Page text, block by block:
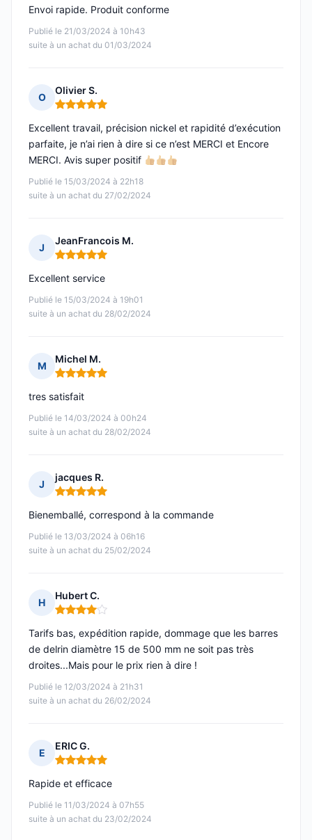
Publié le 21/03/2024 à 10h43
suite à un achat du 01/03/2024
Envoi rapide. Produit conforme
O
Olivier S.
Note : 5 sur 5
Publié le 15/03/2024 à 22h18
suite à un achat du 27/02/2024
Excellent travail, précision nickel et rapidité d’exécution
parfaite, je n’ai rien à dire si ce n’est MERCI et Encore
MERCI. Avis super positif
J
JeanFrancois M.
Note : 5 sur 5
Publié le 15/03/2024 à 19h01
suite à un achat du 28/02/2024
Excellent service
M
Michel M.
Note : 5 sur 5
Publié le 14/03/2024 à 00h24
suite à un achat du 28/02/2024
tres satisfait
J
jacques R.
Note : 5 sur 5
Publié le 13/03/2024 à 06h16
suite à un achat du 25/02/2024
Bienemballé, correspond à la commande
H
Hubert C.
Note : 4 sur 5
Publié le 12/03/2024 à 21h31
suite à un achat du 26/02/2024
Tarifs bas, expédition rapide, dommage que les barres
de delrin diamètre 15 de 500 mm ne soit pas très
droites...Mais pour le prix rien à dire !
E
ERIC G.
Note : 5 sur 5
Publié le 11/03/2024 à 07h55
suite à un achat du 23/02/2024
Rapide et efficace